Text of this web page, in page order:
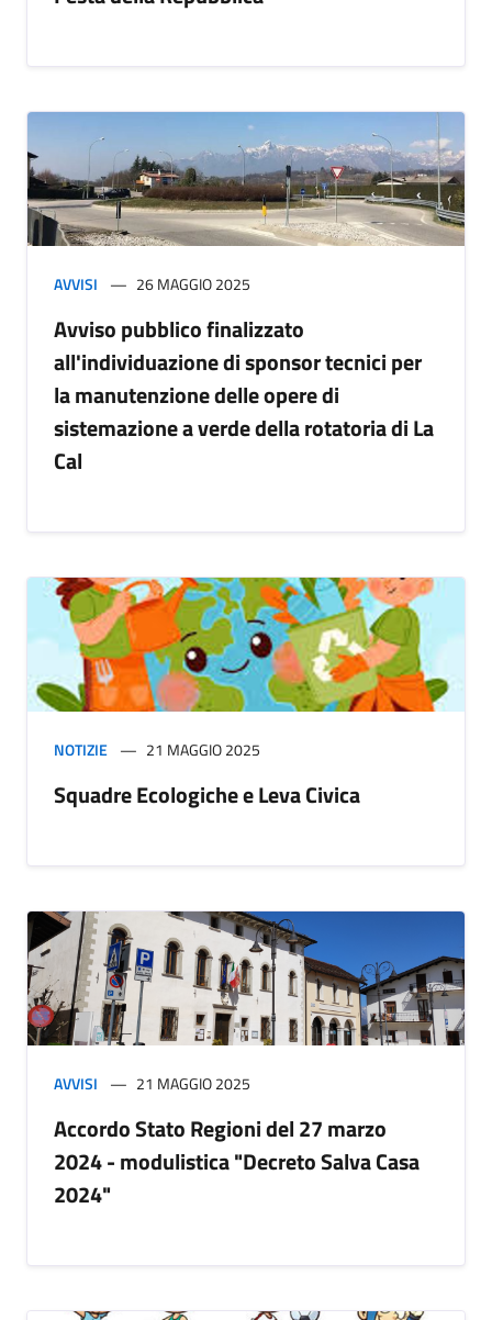
AVVISI 26 MAGGIO 2025
Avviso pubblico finalizzato
all'individuazione di sponsor tecnici per
la manutenzione delle opere di
sistemazione a verde della rotatoria di La
Cal
NOTIZIE 21 MAGGIO 2025
Squadre Ecologiche e Leva Civica
AVVISI 21 MAGGIO 2025
Accordo Stato Regioni del 27 marzo
2024 - modulistica "Decreto Salva Casa
2024"